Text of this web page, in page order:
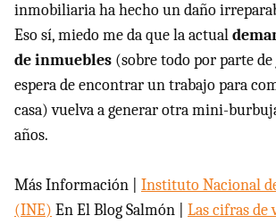
inmobiliaria ha hecho un daño
Eso sí, miedo me da que la actual
de inmuebles (sobre todo por parte de
espera de encontrar un trabajo para
casa) vuelva a generar otra mini-
años.
Más Información | Instituto Nacional
(INE) En El Blog Salmón | Las cifras de